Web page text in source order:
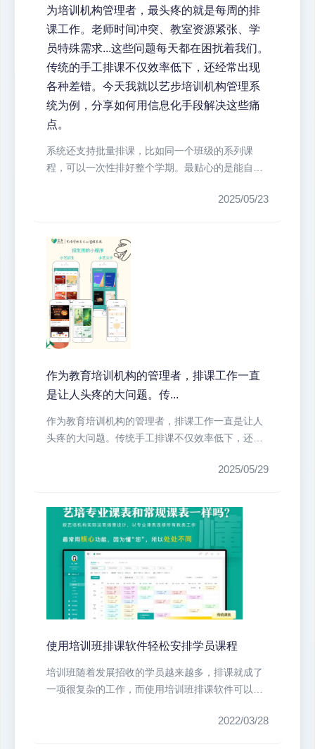
为培训机构管理者，最头疼的就是每周的排
课工作。老师时间冲突、教室资源紧张、学
员特殊需求...这些问题每天都在困扰着我们。
传统的手工排课不仅效率低下，还经常出现
各种差错。今天我就以艺步培训机构管理系
统为例，分享如何用信息化手段解决这些痛
点。
系统还支持批量排课，比如同一个班级的系列课
程，可以一次性排好整个学期。最贴心的是能自动
2025/05/23
作为教育培训机构的管理者，排课工作一直
是让人头疼的大问题。传...
作为教育培训机构的管理者，排课工作一直是让人
头疼的大问题。传统手工排课不仅效率低下，还容
2025/05/29
使用培训班排课软件轻松安排学员课程
培训班随着发展招收的学员越来越多，排课就成了
一项很复杂的工作，而使用培训班排课软件可以帮
2022/03/28